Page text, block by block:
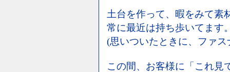
土台を作って、暇をみて素
常に最近は持ち歩いてます
(思いついたときに、ファ
この間、お客様に「これ見